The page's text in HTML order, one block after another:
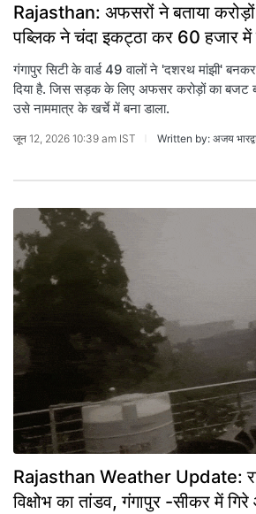
Rajasthan: अफसरों ने बताया
पब्लिक ने चंदा इकट्ठा कर 60 हजार
गंगापुर सिटी के वार्ड 49 वालों ने 'दशरथ मांझी'
दिया है. जिस सड़क के लिए अफसर करोड़ों का बजट
उसे नाममात्र के खर्चे में बना डाला.
जून 12, 2026 10:39 am IST Written by: अजय
Rajasthan Weather Update:
विक्षोभ का तांडव, गंगापुर -सीकर में